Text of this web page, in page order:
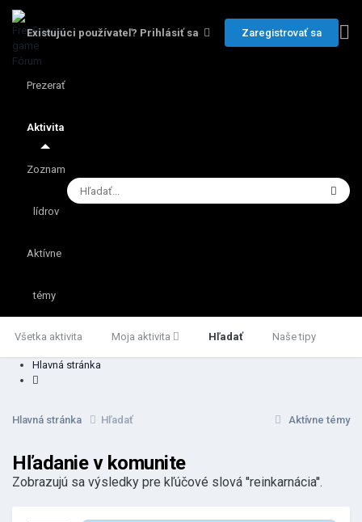
Existujúci používateľ? Prihlásiť sa Zaregistrovať sa
Prezerať
Aktivita
Všetka aktivita Moja aktivita Hľadať Naše tipy
Zoznam
lídrov
Aktívne
témy
Hlavná stránka
Aktívne témy
Hlavná stránka Hľadať
Hľadanie v komunite
Zobrazujú sa výsledky pre kľúčové slová ''reinkarnácia''.